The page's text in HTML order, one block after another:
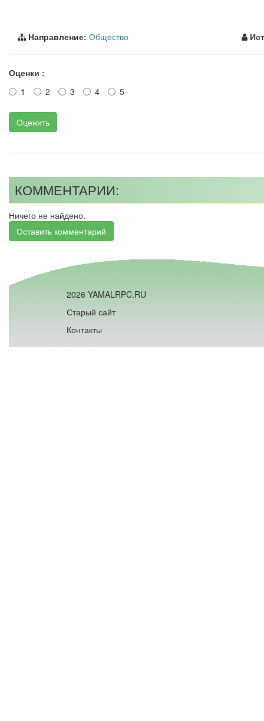
Направление: Общество
Оценки :
1
2 3 4 5
Оценить
КОММЕНТАРИИ:
Ничего не найдено.
Оставить комментарий
2026 YAMALRPC.RU
Старый сайт
Контакты